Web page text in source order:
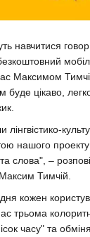
навчитися
Максимом
буде цікаво,
нашого
та слова", –
Тимчій.
кожен
трьома
часу" та